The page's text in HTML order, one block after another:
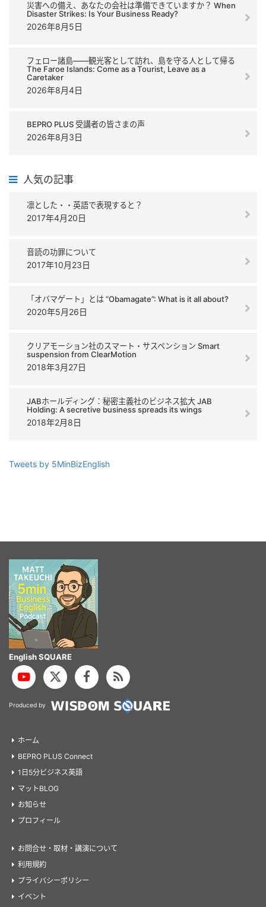
災害への備え、あなたの会社は準備できていますか？ When
Disaster Strikes: Is Your Business Ready?
2026年8月5日
フェロー諸島――観光客として訪れ、島を守る人として帰る
The Faroe Islands: Come as a Tourist, Leave as a
Caretaker
2026年8月4日
BEPRO PLUS 受講者の皆さまの声
2026年8月3日
人気の記事
凛とした・・英語で表現すると？
2017年4月20日
音読の功罪について
2017年10月23日
「オバマゲート」とは “Obamagate”: What is it all about?
2020年5月26日
クリアモーション社のスマート・サスペンション Smart
suspension from ClearMotion
2018年3月27日
JABホールディング：秘密主義社のビジネス拡大 JAB
Holding: A secretive business spreads its wings
2018年2月8日
Tweets by 5MinBizEnglish
English SQUARE
Produced by
ホーム
BEPRO PLUS Connect
1日5分ビジネス英語
マットBLOG
お知らせ
プロフィール
お問合せ・取材・講演について
利用規約
プライバシーポリシー
イベント